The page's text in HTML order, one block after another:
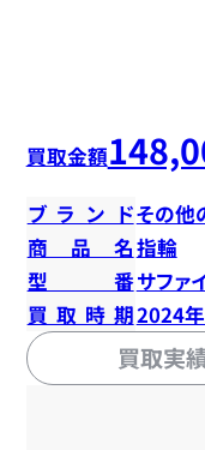
買取金額
ブランドその他
商品名指輪
型番サファ
買取時期2024
買取実